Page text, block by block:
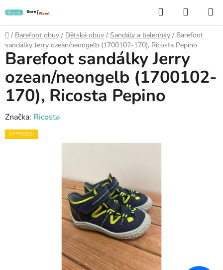
na
obsah
Hledat
KOŠÍK
Domů
/ Barefoot obuv / Dětská obuv / Sandály a balerínky / Barefoot
sandálky Jerry ozean/neongelb (1700102-170), Ricosta Pepino
Barefoot sandálky Jerry
ozean/neongelb (1700102-
170), Ricosta Pepino
Značka: Ricosta
VÝPRODEJ